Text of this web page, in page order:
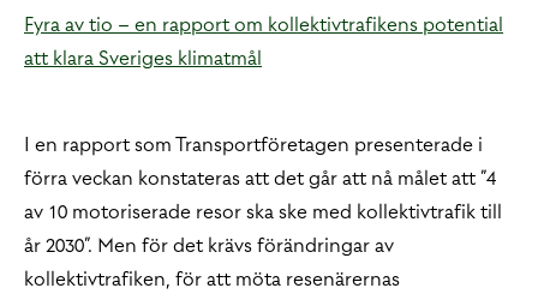
Fyra av tio – en rapport om kollektivtrafikens potential
att klara Sveriges klimatmål
I en rapport som Transportföretagen presenterade i
förra veckan konstateras att det går att nå målet att ”4
av 10 motoriserade resor ska ske med kollektivtrafik till
år 2030”. Men för det krävs förändringar av
kollektivtrafiken, för att möta resenärernas